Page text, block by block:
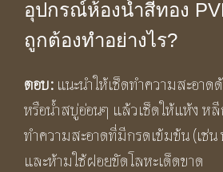
อุปกรณ์ห้องน้ำสีทอง
ถูกต้องทำอย่างไร?
ตอบ: แนะนำให้เช็ดทำความสะอา
หรือน้ำสบู่อ่อนๆ แล้วเช็ดให้แห้ง หลี
ทำความสะอาดที่มีกรดเข้มข้น (เช่น
และห้ามใช้ฝอยขัดโลหะเด็ดขาด